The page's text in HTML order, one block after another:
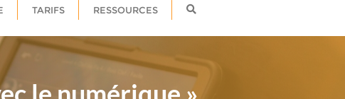
TARIFS RESSOURCES